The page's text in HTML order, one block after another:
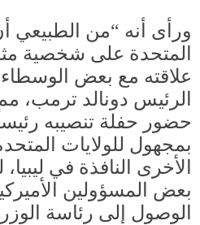
ورأى أنه “من الطبيعي
المتحدة على شخصية
علاقته مع بعض
الرئيس دونالد ترمب،
حضور حفلة تنصيبه
بمجهول للولايات
الأخرى النافذة في
بعض المسؤولين
الوصول إلى رئاسة